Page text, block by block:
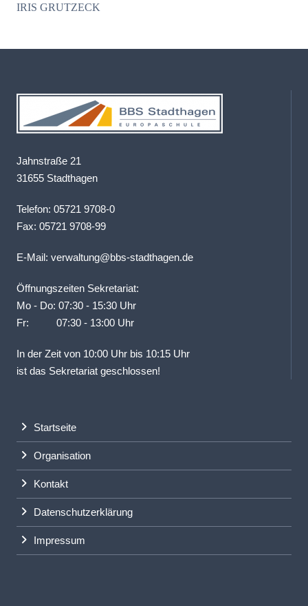
IRIS GRUTZECK
Jahnstraße 21
31655 Stadthagen
Telefon: 05721 9708-0
Fax: 05721 9708-99
E-Mail: verwaltung@bbs-stadthagen.de
Öffnungszeiten Sekretariat:
Mo - Do: 07:30 - 15:30 Uhr
Fr: 07:30 - 13:00 Uhr
In der Zeit von 10:00 Uhr bis 10:15 Uhr
ist das Sekretariat geschlossen!
Startseite
Organisation
Kontakt
Datenschutzerklärung
Impressum